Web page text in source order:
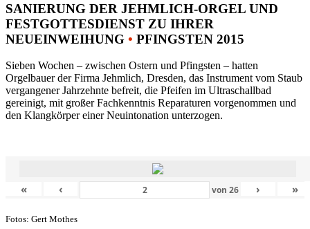
SANIERUNG DER JEHMLICH-ORGEL UND
FESTGOTTESDIENST ZU IHRER
NEUEINWEIHUNG • PFINGSTEN 2015
Sieben Wochen – zwischen Ostern und Pfingsten – hatten
Orgelbauer der Firma Jehmlich, Dresden, das Instrument vom Staub
vergangener Jahrzehnte befreit, die Pfeifen im Ultraschallbad
gereinigt, mit großer Fachkenntnis Reparaturen vorgenommen und
den Klangkörper einer Neuintonation unterzogen.
« ‹ von26 › »
Fotos: Gert Mothes